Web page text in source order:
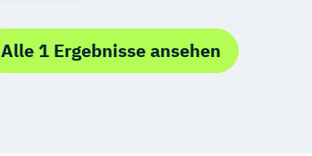
Alle 1 Ergebnisse ansehen